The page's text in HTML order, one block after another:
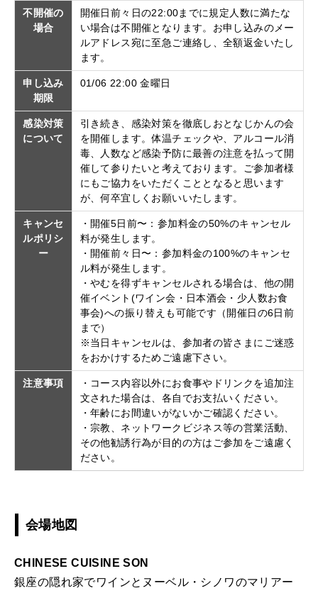
不開催の
場合
開催日前々日の22:00までに規定人数に満たな
い場合は不開催となります。お申し込みのメー
ルアドレス宛に至急ご連絡し、全額返金いたし
ます。
申し込み
期限
01/06 22:00 金曜日
感染対策
について
引き続き、感染対策を徹底しおとなじかんの会
を開催します。体温チェックや、アルコール消
毒、人数など感染予防に最善の注意を払って開
催して参りたいと考えております。ご参加者様
にもご協力をいただくこととなると思います
が、何卒宜しくお願いいたします。
キャンセ
ルポリシ
ー
・開催5日前〜：参加料金の50%のキャンセル
料が発生します。
・開催前々日〜：参加料金の100%のキャンセ
ル料が発生します。
・やむを得ずキャンセルされる場合は、他の開
催イベント(ワイン会・日本酒会・少人数お食
事会)への振り替えも可能です（開催日の6日前
まで）
※当日キャンセルは、参加者の皆さまにご迷惑
をおかけするためご遠慮下さい。
注意事項
・コース内容以外にお食事やドリンクを追加注
文された場合は、各自でお支払いください。
・年齢にお間違いがないかご確認ください。
・宗教、ネットワークビジネス等の営業活動、
その他勧誘行為が目的の方はご参加をご遠慮く
ださい。
会場地図
CHINESE CUISINE SON
銀座の隠れ家でワインとヌーベル・シノワのマリアー